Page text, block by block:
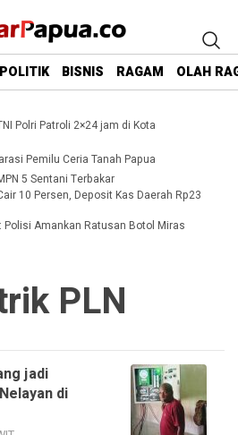
POLITIK BISNIS RAGAM OLAH
Polri Patroli 2×24 jam di Kota
Pemilu Ceria Tanah Papua
5 Sentani Terbakar
10 Persen, Deposit Kas Daerah Rp23
Amankan Ratusan Botol Miras
PLN
jadi
di